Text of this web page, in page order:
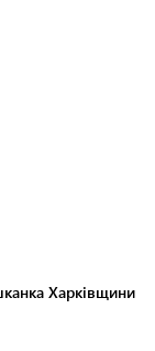
Харківщини